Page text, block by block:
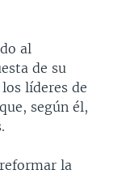
al
de su
líderes de
según él,
la